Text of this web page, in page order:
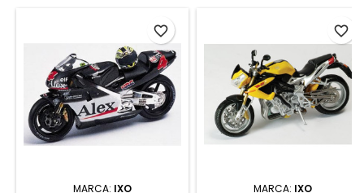
MARCA: IXO
favorite_border
MARCA: IXO
favorite_border